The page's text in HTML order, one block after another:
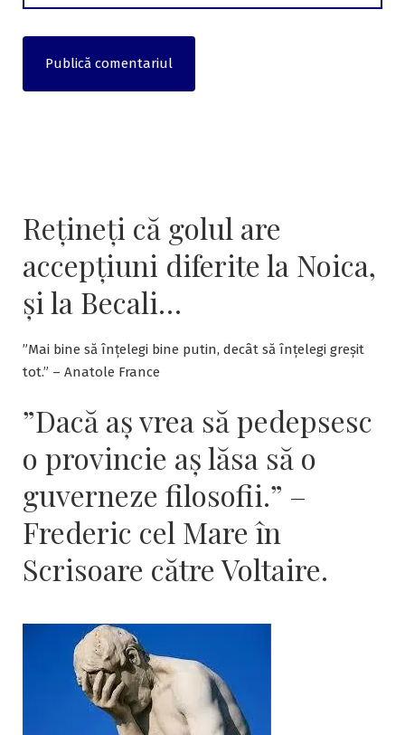
Rețineți că golul are
accepțiuni diferite la Noica,
și la Becali…
”Mai bine să înțelegi bine putin, decât să înțelegi greșit
tot.” – Anatole France
”Dacă aş vrea să pedepsesc
o provincie aş lăsa să o
guverneze filosofii.” –
Frederic cel Mare în
Scrisoare către Voltaire.